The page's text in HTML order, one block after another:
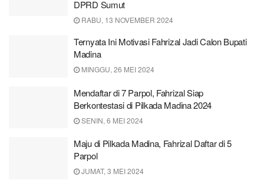
DPRD Sumut
RABU, 13 NOVEMBER 2024
Ternyata Ini Motivasi Fahrizal Jadi Calon Bupati
Madina
MINGGU, 26 MEI 2024
Mendaftar di 7 Parpol, Fahrizal Siap
Berkontestasi di Pilkada Madina 2024
SENIN, 6 MEI 2024
Maju di Pilkada Madina, Fahrizal Daftar di 5
Parpol
JUMAT, 3 MEI 2024